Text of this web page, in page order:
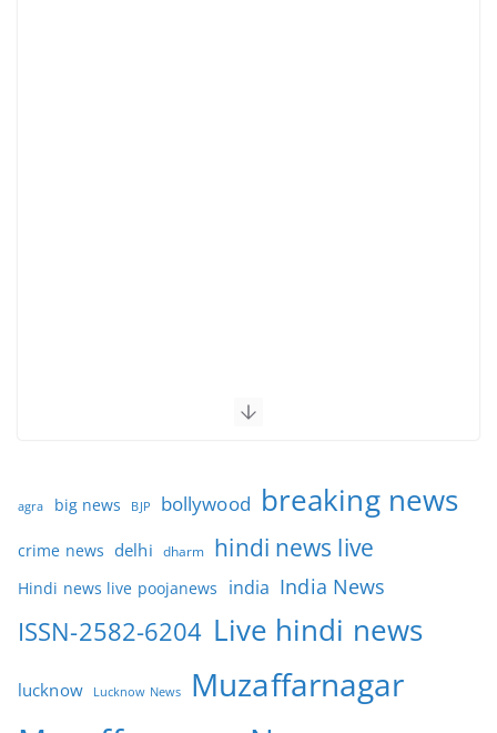
agra big news BJP bollywood breaking news
crime news delhi dharm hindi news live
Hindi news live poojanews india India News
ISSN-2582-6204 Live hindi news
lucknow Lucknow News Muzaffarnagar